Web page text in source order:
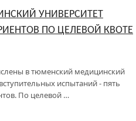
УНИВЕРСИТЕТ
ПО ЦЕЛЕВОЙ КВОТЕ
в тюменский медицинский
испытаний - пять
По целевой …